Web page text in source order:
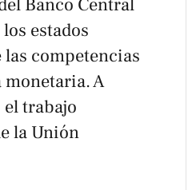
Banco Central
estados
competencias
monetaria. A
trabajo
la Unión